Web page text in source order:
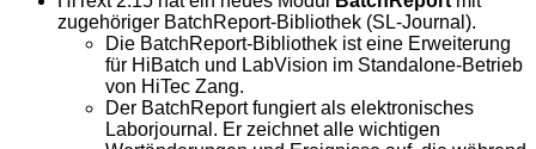
zugehöriger BatchReport-Bibliothek (SL-Journal).
Die BatchReport-Bibliothek ist eine Erweiterung
für HiBatch und LabVision im Standalone-Betrieb
von HiTec Zang.
Der BatchReport fungiert als elektronisches
Laborjournal. Er zeichnet alle wichtigen